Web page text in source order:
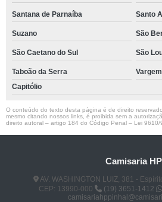
Santana de Parnaíba Santo
Suzano São
São Caetano do Sul São
Taboão da Serra
Capitólio
O conteúdo do texto desta página é de direito
mesmo citando nossos links, é proibida sem a
direito autoral – artigo 184 do Código Penal – Lei 9610/
Camisaria HP
AV. WASHINGTON LUIZ, 381 -
CEP: 13990-000
(19) 3651-1412